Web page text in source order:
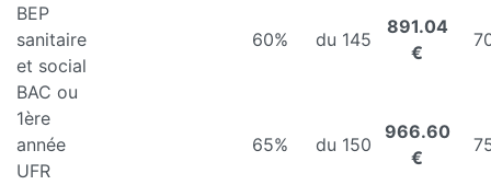
BEP
sanitaire
et social
60% du 145
891.04
€
BAC ou
1ère
année
UFR
65% du 150
966.60
€